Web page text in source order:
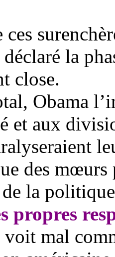
la
close.
Obama
et aux
des
la
propres
voit mal